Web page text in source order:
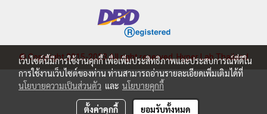
© Copyright 2015-2023 All right reserved.Hyper Lab Thailand
เว็บไซต์นี้มีการใช้งานคุกกี้ เพื่อเพิ่มประสิทธิภาพและประสบการณ์ที่ดีใน
การใช้งานเว็บไซต์ของท่าน ท่านสามารถอ่านรายละเอียดเพิ่มเติมได้ที่
นโยบายความเป็นส่วนตัว และ นโยบายคุกกี้
ตั้งค่าคุกกี้ ยอมรับทั้งหมด